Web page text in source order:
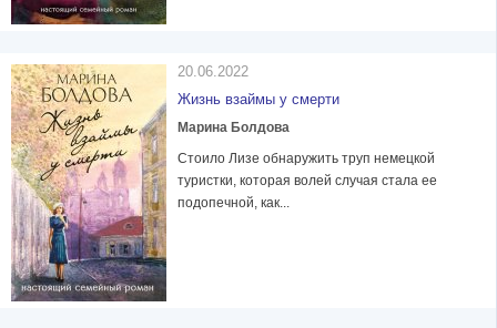
20.06.2022
Жизнь взаймы у смерти
Марина Болдова
Стоило Лизе обнаружить труп немецкой
туристки, которая волей случая стала ее
подопечной, как...